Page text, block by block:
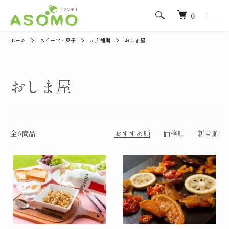
0
ホーム スイーツ・菓子 # 店舗別 おしま屋
おしま屋
全6商品 おすすめ順 価格順 新着順